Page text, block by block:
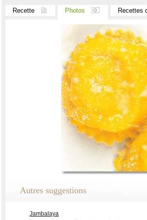
Recette Photos Recettes
Autres suggestions
Jambalaya